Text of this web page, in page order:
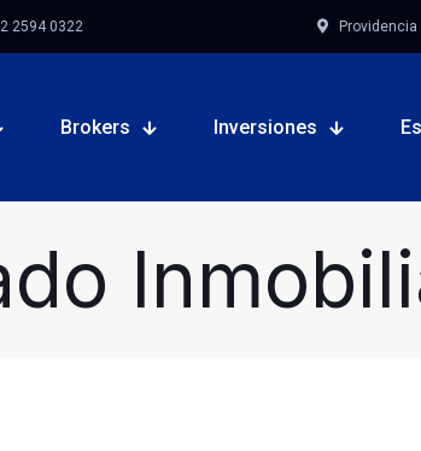
2594 0322 Providencia
Brokers Inversiones